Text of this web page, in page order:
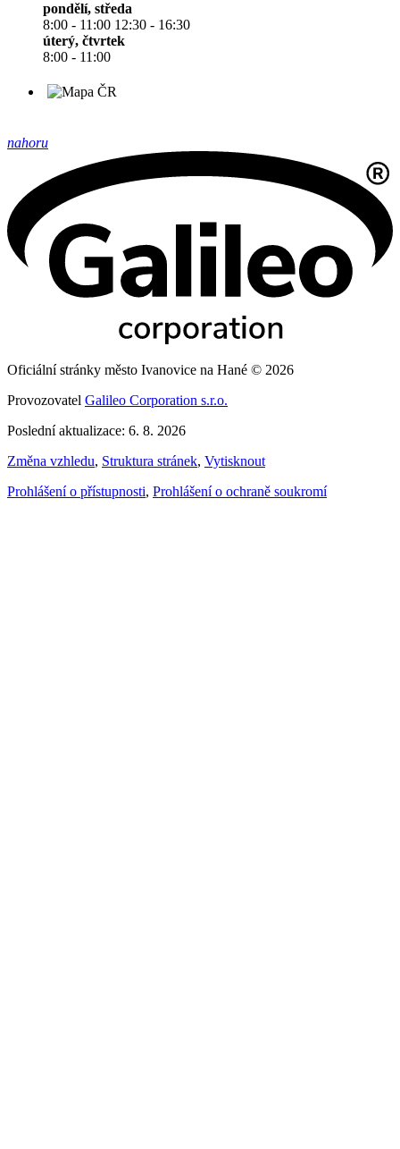
pondělí, středa
8:00 - 11:00 12:30 - 16:30
úterý, čtvrtek
8:00 - 11:00
nahoru
Oficiální stránky město Ivanovice na Hané © 2026
Provozovatel Galileo Corporation s.r.o.
Poslední aktualizace: 6. 8. 2026
Změna vzhledu, Struktura stránek, Vytisknout
Prohlášení o přístupnosti, Prohlášení o ochraně soukromí